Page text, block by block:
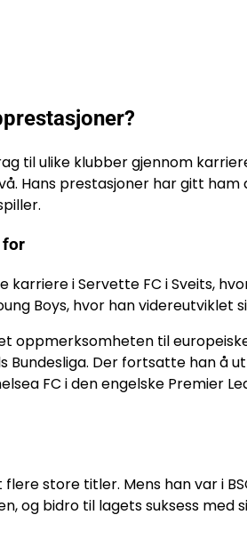
til ulike klubber gjennom
Hans prestasjoner har gitt
for
karriere i Servette FC i Sveits,
Boys, hvor han videreutviklet
oppmerksomheten til
Bundesliga. Der fortsatte han å
FC i den engelske Premier
store titler. Mens han var i
og bidro til lagets suksess